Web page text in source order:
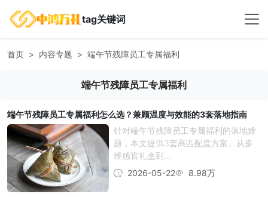
tag关键词
首页 内容专题 端午节残障员工专属福利
端午节残障员工专属福利
端午节残障员工专属福利怎么选？兼顾温度与效能的3套落地指南
针对端午节残障员工专属福利的落地难
题，本文提供3套高匹配度方案。从多
维感官礼盒到...
2026-05-22
8.98万